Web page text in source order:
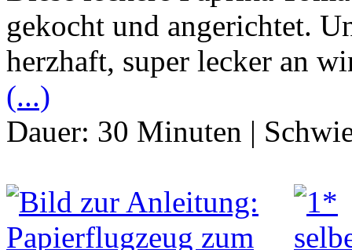
gekocht und angerichtet.
herzhaft, super lecker an
(...)
Dauer: 30 Minuten |